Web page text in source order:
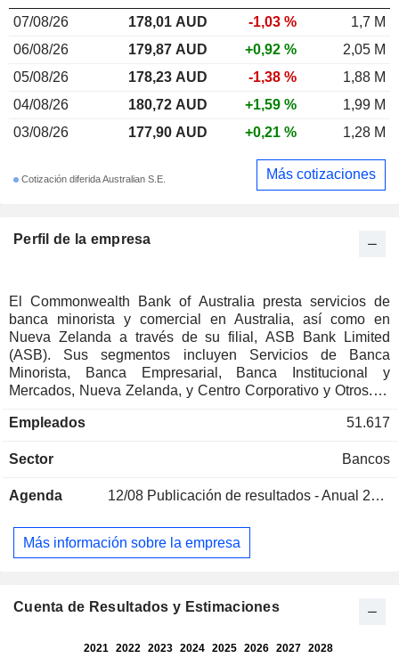
Perfil de la empresa
El Commonwealth Bank of Australia presta servicios de
banca minorista y comercial en Australia, así como en
Nueva Zelanda a través de su filial, ASB Bank Limited
(ASB). Sus segmentos incluyen Servicios de Banca
Minorista, Banca Empresarial, Banca Institucional y
Mercados, Nueva Zelanda, y Centro Corporativo y Otros. El
y servicios bancarios a clientes particulares y de banca
bancarias cotidianas, a adquirir una vivienda o a invertir en
bancarias de clientes empresariales, corporativos y del
soluciones de servicios financieros. También ofrece
servicios de negociación de acciones y de préstamos con
servicios bancarios y de financiación nacionales y globales
Empleados 51.617
Sector Bancos
Agenda 12/08 Publicación de resultados - Anual 2026
Más información sobre la empresa
07/08/26
178,01 AUD -1,03 %
1,7 M
06/08/26
179,87 AUD +0,92 %
2,05 M
05/08/26
178,23 AUD -1,38 %
1,88 M
04/08/26
180,72 AUD +1,59 %
1,99 M
03/08/26
177,90 AUD +0,21 % 1,28 M
Cotización diferida Australian S.E. Más cotizaciones
Cuenta de Resultados y Estimaciones